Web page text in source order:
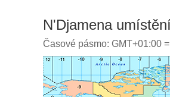
N'Djamena
Časové pásmo: GMT+01:00